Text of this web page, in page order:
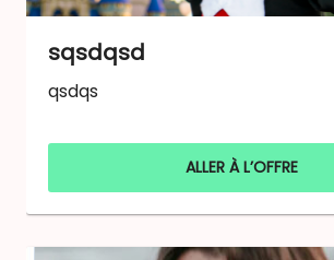
sqsdqsd
qsdqs
ALLER À L’OFFRE